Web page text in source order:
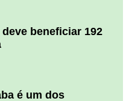
beneficiar 192
é um dos